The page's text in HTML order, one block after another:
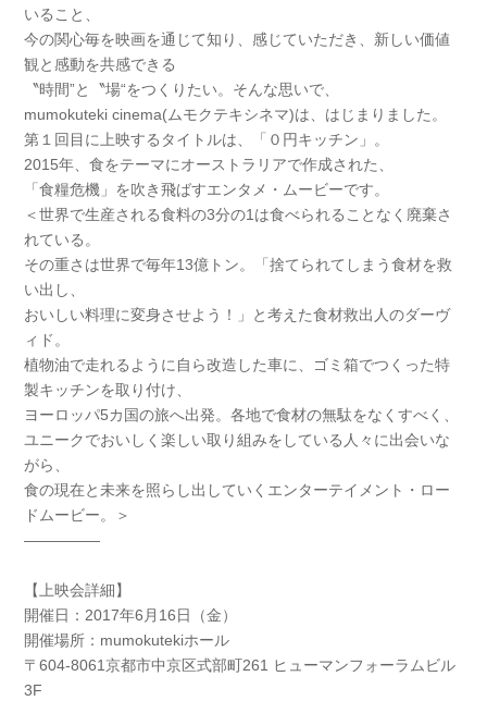
いること、
今の関心毎を映画を通じて知り、感じていただき、新しい価値
観と感動を共感できる
〝時間”と〝場“をつくりたい。そんな思いで、
mumokuteki cinema(ムモクテキシネマ)は、はじまりました。
第１回目に上映するタイトルは、「０円キッチン」。
2015年、食をテーマにオーストラリアで作成された、
「食糧危機」を吹き飛ばすエンタメ・ムービーです。
＜世界で生産される食料の3分の1は食べられることなく 廃棄さ
れている。
その重さは世界で毎年13億トン。「捨てられてしまう食材を救
い出し、
おいしい料理に変身させよう！」と考えた食材救出人のダーヴ
ィド。
植物油で走れるように自ら改造した車に、ゴミ箱でつくった特
製キッチンを取り付け、
ヨーロッパ5カ国の旅へ出発。各地で食材の無駄をなくすべく、
ユニークでおいしく楽しい取り組みをしている人々に出会いな
がら、
食の現在と未来を照らし出していくエンターテイメント・ロー
ドムービー。＞
―――――
【上映会詳細】
開催日：2017年6月16日（金）
開催場所：mumokutekiホール
〒604-8061京都市中京区式部町261 ヒューマンフォーラムビル
3F